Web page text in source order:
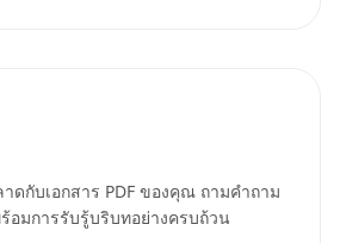
กับเอกสาร PDF ของคุณ ถามคำถาม
มการรับรู้บริบทอย่างครบถ้วน